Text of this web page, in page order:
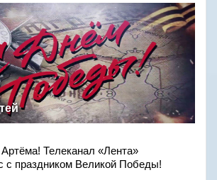
Телеканал «Лента»
с праздником Великой Победы!